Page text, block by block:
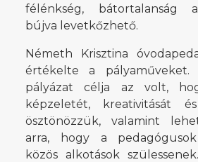
félénkség,
bújva levetkőzhető.
Németh Krisztina
értékelte a
pályázat célja az volt,
képzeletét, kreativitását
ösztönözzük, valamint
arra, hogy a pedagógusok
közös alkotások